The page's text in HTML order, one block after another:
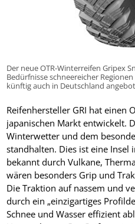
Der neue OTR-Winterreifen Gripex
Bedürfnisse schneereicher
künftig auch in Deutschland
Reifenhersteller GRI hat einen
japanischen Markt entwickelt.
Winterwetter und dem
standhalten. Dies ist eine Insel
bekannt durch Vulkane,
wären besonders Grip und
Die Traktion auf nassem und
durch ein „einzigartiges
Schnee und Wasser effizient